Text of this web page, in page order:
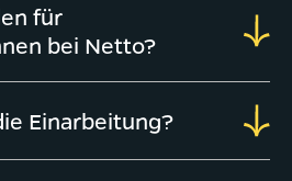
für
bei Netto?
Einarbeitung?